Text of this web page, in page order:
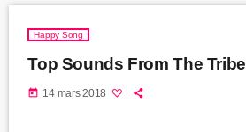
Happy Song
Top Sounds From The Tribe
today 14 mars 2018